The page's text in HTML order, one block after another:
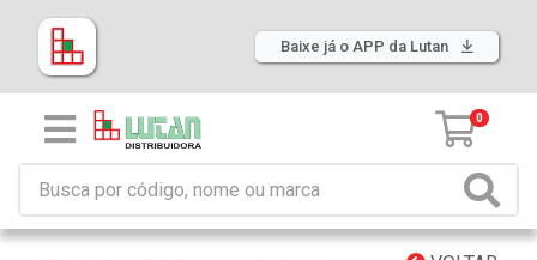
Baixe já o APP da Lutan
0